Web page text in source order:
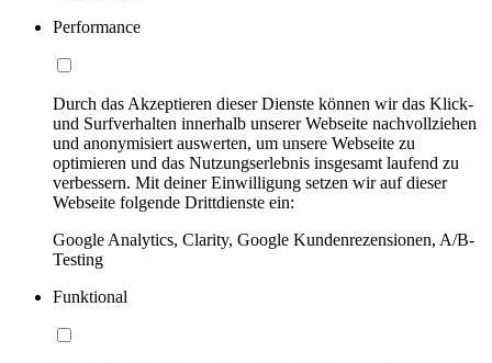
Performance
Durch das Akzeptieren dieser Dienste können wir das Klick-
und Surfverhalten innerhalb unserer Webseite nachvollziehen
und anonymisiert auswerten, um unsere Webseite zu
optimieren und das Nutzungserlebnis insgesamt laufend zu
verbessern. Mit deiner Einwilligung setzen wir auf dieser
Webseite folgende Drittdienste ein:
Google Analytics, Clarity, Google Kundenrezensionen, A/B-
Testing
Funktional